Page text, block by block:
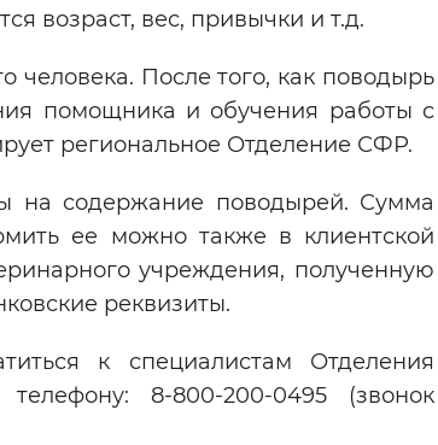
возраст, вес, привычки и т.д.
человека. После того, как поводырь
помощника и обучения работы с
региональное Отделение СФР.
на содержание поводырей. Сумма
ее можно также в клиентской
учреждения, полученную
реквизиты.
к специалистам Отделения
8-800-200-0495 (звонок